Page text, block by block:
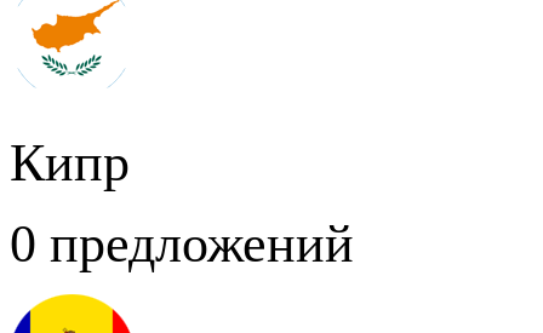
Кипр
0 предложений